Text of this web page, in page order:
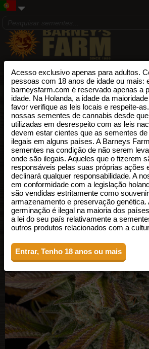
Acesso exclusivo apenas para adultos.
pessoas com 18 anos de idade ou mais:
barneysfarm.com é reservado apenas a
idade. Na Holanda, a idade da
favor verifique as leis locais e respeite-
nossas sementes de cannabis desde
utilizadas em desrespeito com as leis
devem estar cientes que as sementes
ilegais em alguns países. A Barneys
sementes na condição de não serem
onde são ilegais. Aqueles que o fizerem
responsáveis pelas suas próprias ações
declinará qualquer responsabilidade. A
em conformidade com a legislação
são vendidas estritamente como
armazenamento e preservação genética.
germinação é ilegal na maioria dos
a lei do seu país relativamente a
outros produtos relacionados com a
Entrar, Tenho 18 anos ou mais